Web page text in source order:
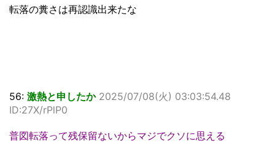
転落の糞さは再認識出来たな
56: 激熱と申したか 2025/07/08(火) 03:03:54.48
ID:27X/rPlP0
普図転落って残保留ないからマジでクソに思える